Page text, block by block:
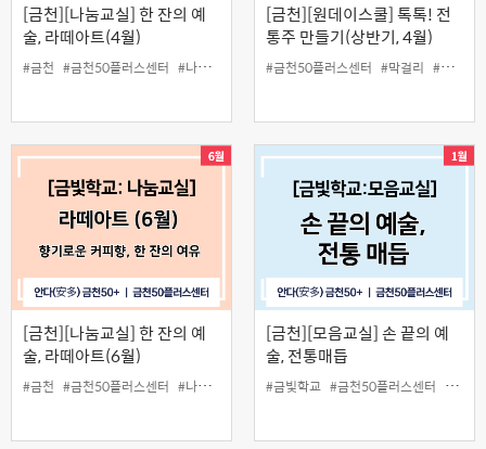
[금천][나눔교실] 한 잔의 예
술, 라떼아트(4월)
#금천 #금천50플러스센터 #나눔교실 #라떼아트 #무료
[금천][원데이스쿨] 톡톡! 전
통주 만들기(상반기, 4월)
#금천50플러스센터 #막걸리 #수제막걸리
[금천][나눔교실] 한 잔의 예
술, 라떼아트(6월)
#금천 #금천50플러스센터 #나눔교실 #라떼아트 #무료
[금천][모음교실] 손 끝의 예
술, 전통매듭
#금빛학교 #금천50플러스센터 #모음